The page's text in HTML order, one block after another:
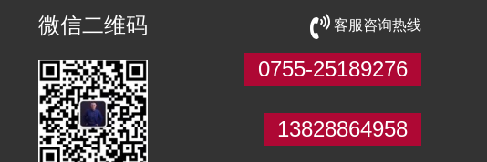
微信二维码 客服咨询热线
0755-25189276
13828864958